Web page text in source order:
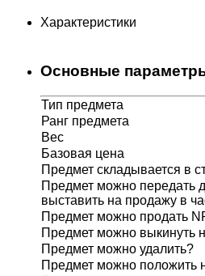
Характеристики
Основные
Тип предмета
Ранг предмета
Вес
Базовая цена
Предмет складывается в
Предмет можно передать
выставить на продажу в
Предмет можно продать
Предмет можно выкинуть
Предмет можно удалить?
Предмет можно положить